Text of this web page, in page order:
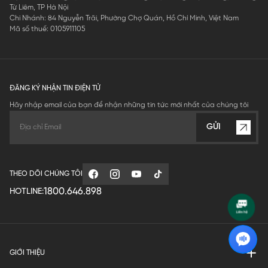
Từ Liêm, TP Hà Nội
Chi Nhánh: 84 Nguyễn Trãi, Phường Chợ Quán, Hồ Chí Minh, Việt Nam
Mã số thuế: 0105911105
ĐĂNG KÝ NHẬN TIN ĐIỆN TỬ
Hãy nhập email của bạn để nhận những tin tức mới nhất của chúng tôi
GỬI
THEO DÕI CHÚNG TÔI
HOTLINE:1800.646.898
GIỚI THIỆU